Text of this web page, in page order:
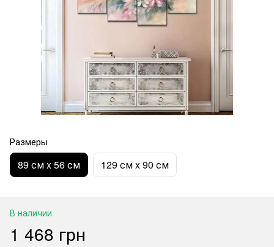
Размеры
89 см x 56 см 129 см x 90 см
В наличии
1 468 грн